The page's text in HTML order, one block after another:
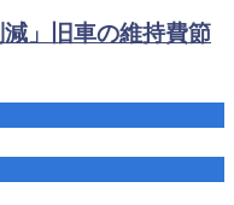
減」旧車の維持費節